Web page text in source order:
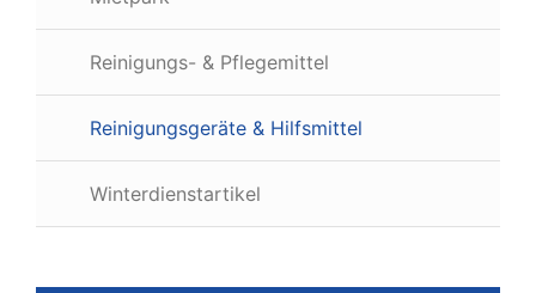
Reinigungs- & Pflegemittel
Reinigungsgeräte & Hilfsmittel
Winterdienstartikel